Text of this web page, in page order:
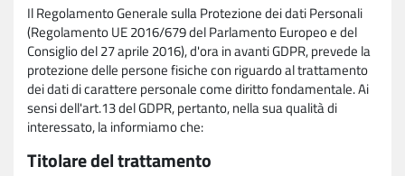
Il Regolamento Generale sulla Protezione dei dati Personali
(Regolamento UE 2016/679 del Parlamento Europeo e del
Consiglio del 27 aprile 2016), d'ora in avanti GDPR, prevede la
protezione delle persone fisiche con riguardo al trattamento
dei dati di carattere personale come diritto fondamentale. Ai
sensi dell'art.13 del GDPR, pertanto, nella sua qualità di
interessato, la informiamo che:
Titolare del trattamento